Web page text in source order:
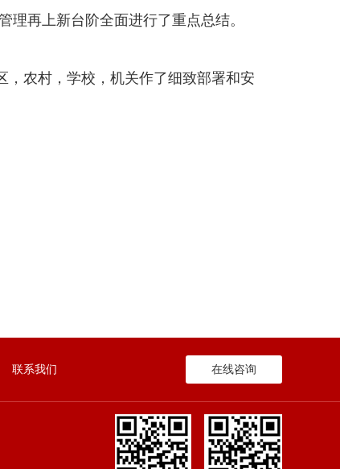
再上新台阶全面进行了重点总结。
农村，学校，机关作了细致部署和安
联系我们 在线咨询